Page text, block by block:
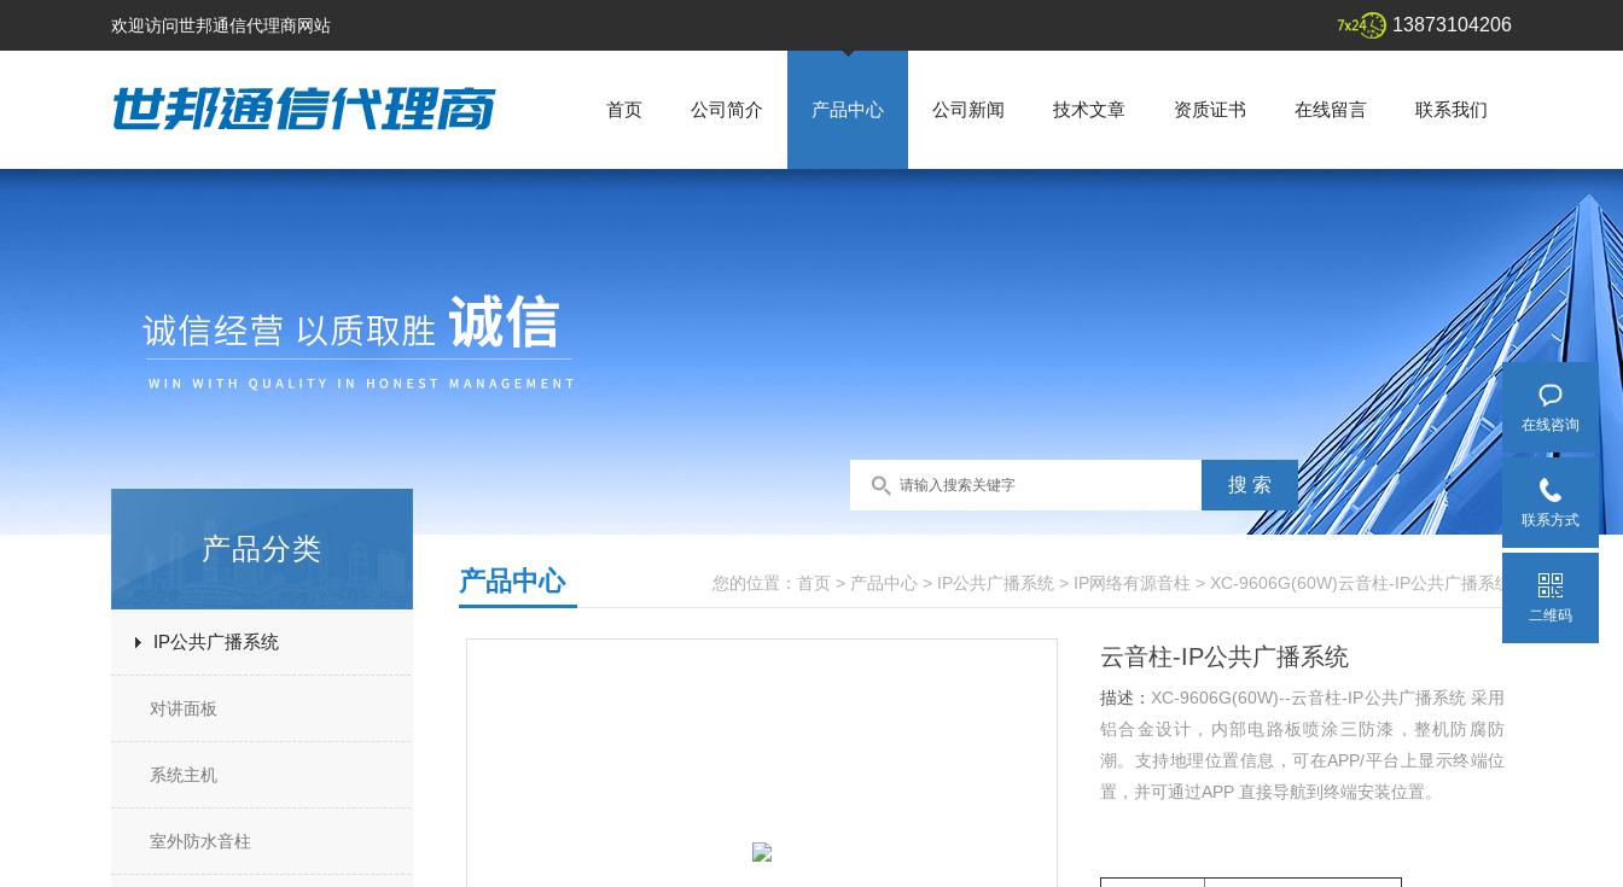
欢迎访问世邦通信代理商网站 13873104206
首页 公司简介 产品中心 公司新闻 技术文章 资质证书 在线留言 联系我们
产品分类
IP公共广播系统
对讲面板
系统主机
室外防水音柱
您的位置： 首页 > 产品中心 > IP公共广播系统 > IP网络有源音柱 > XC-9606G(60W)云音柱-IP公共广播系统
产品中心
云音柱-IP公共广播系统
描述： XC-9606G(60W)--云音柱-IP公共广播系统 采用
铝合金设计，内部电路板喷涂三防漆，整机防腐防
潮。支持地理位置信息，可在APP/平台上显示终端位
置，并可通过APP 直接导航到终端安装位置。
在线咨询
联系方式
二维码